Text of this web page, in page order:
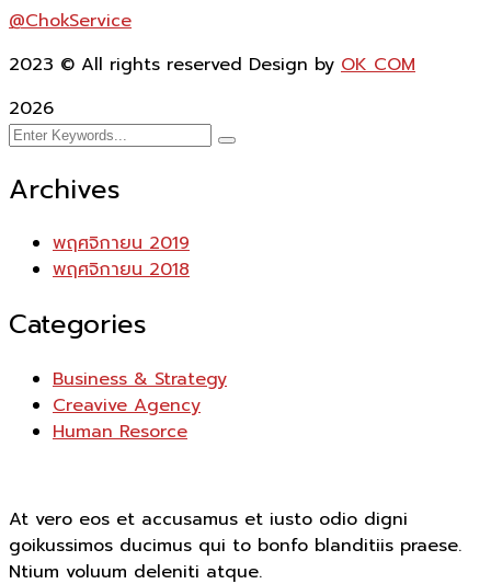
@ChokService
2023 © All rights reserved Design by OK COM
2026
Archives
พฤศจิกายน 2019
พฤศจิกายน 2018
Categories
Business & Strategy
Creavive Agency
Human Resorce
At vero eos et accusamus et iusto odio digni
goikussimos ducimus qui to bonfo blanditiis praese.
Ntium voluum deleniti atque.